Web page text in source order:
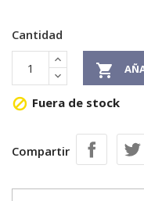
Cantidad

 Fuera de stock
Compartir